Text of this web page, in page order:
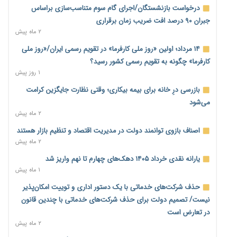
خانه کارگر قزوین: شکاف دستمزد و هزینه معیشت هر روز عمیق‌تر
می‌شود
۱ روز پیش
رئیس سازمان امور مالیاتی: بلاگرهای پردرآمد مشمول پرداخت
مالیات هستند
۱ روز پیش
پیش‌بینی افزایش تولید برنج؛ نیاز وارداتی کشور به ۵۰۰ هزار تن
کاهش می‌یابد
۱ روز پیش
امضای تفاهم‌نامه تجاری ایران و پاکستان؛ هدف‌گذاری تجارت ۱۰
اختیارات جدید گمرکات برای تمدید ورود موقت کالا و خودرو تا
پایان شهریور ابلاغ شد
۱ روز پیش
درخواست بازنشستگان/اجرای گام سوم متناسب‌سازی براساس
جبران ۹۰ درصد افت ضریب زمان برقراری
۲ ماه پیش
۱۴ مرداد؛ اولین «روز ملی کارفرما» در تقویم رسمی ایران/«روز ملی
کارفرما» چگونه به تقویم رسمی کشور رسید؟
۱ روز پیش
بازرسی درِ خانه برای بیمه بیکاری؛ وقتی نظارت جایگزین کرامت
می‌شود
۲ ماه پیش
اصناف بازوی توانمند دولت در مدیریت اقتصاد و تنظیم بازار هستند
۲ ماه پیش
یارانه نقدی خرداد ۱۴۰۵ دهک‌های چهارم تا نهم واریز شد
۱ ماه پیش
حذف شرکت‌های خدماتی با یک دستور اداری و توییت امکان‌پذیر
نیست/ تصمیم دولت برای حذف شرکت‌های خدماتی با چندین قانون
در تعارض است
۲ ماه پیش